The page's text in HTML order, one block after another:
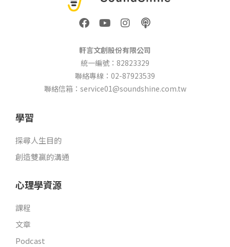
F
a
e
b
o
o
k
Y
o
t
u
b
e
I
n
t
a
g
r
a
P
o
c
a
s
t
軒言文創股份有限公司
統一編號：82823329
聯絡專線：02-87923539
聯絡信箱：service01@soundshine.com.tw
學習
探尋人生目的
創造雙贏的溝通
心理學資源
課程
文章
Podcast